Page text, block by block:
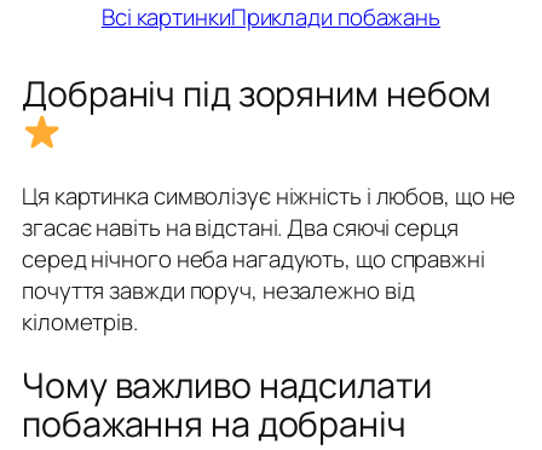
Всі картинкиПриклади побажань
Добраніч під зоряним небом
Ця картинка символізує ніжність і любов, що не
згасає навіть на відстані. Два сяючі серця
серед нічного неба нагадують, що справжні
почуття завжди поруч, незалежно від
кілометрів.
Чому важливо надсилати
побажання на добраніч